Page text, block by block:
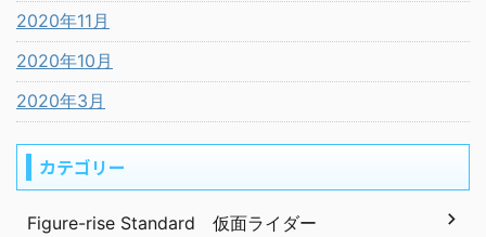
2020年11月
2020年10月
2020年3月
カテゴリー
Figure-rise Standard 仮面ライダー